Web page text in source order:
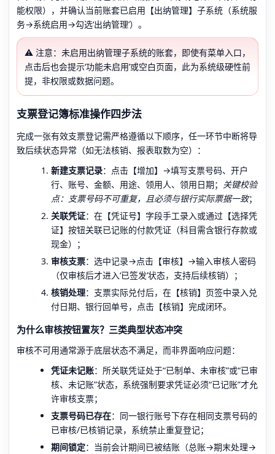
能权限），并确认当前账套已启用【出纳管理】子系统（系统服
务→系统启用→勾选‘出纳管理’）。
⚠️ 注意：未启用出纳管理子系统的账套，即使有菜单入口，
点击后也会提示‘功能未启用’或空白页面，此为系统级硬性前
提，非权限或数据问题。
支票登记簿标准操作四步法
完成一张有效支票登记需严格遵循以下顺序，任一环节中断将导
致后续状态异常（如无法核销、报表取数为空）：
新建支票记录：点击【增加】→填写支票号码、开户
行、账号、金额、用途、领用人、领用日期； 关键校验
点：支票号码不可重复，且必须与银行实际票据一致；
关联凭证：在【凭证号】字段手工录入或通过【选择凭
证】按钮关联已记账的付款凭证（科目需含银行存款或
现金）；
审核支票：选中记录→点击【审核】→输入审核人密码
（仅审核后才进入‘已签发’状态，支持后续核销）；
核销处理：支票实际兑付后，在【核销】页签中录入兑
付日期、银行回单号，点击【核销】完成闭环。
为什么审核按钮置灰？三类典型状态冲突
审核不可用通常源于底层状态不满足，而非界面响应问题：
凭证未记账：所关联凭证处于“已制单、未审核”或“已审
核、未记账”状态，系统强制要求凭证必须“已记账”才允
许审核支票；
支票号码已存在：同一银行账号下存在相同支票号码的
已审核/已核销记录，系统禁止重复登记；
期间锁定：当前会计期间已被结账（总账→期末处理→